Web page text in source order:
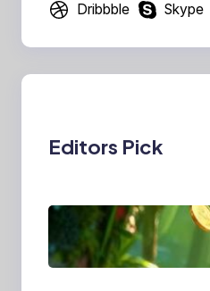
Dribbble
Skype
Editors Pick
ia:
Cerita